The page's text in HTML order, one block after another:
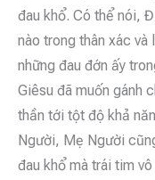
đau khổ. Có thể nói,
nào trong thân xác
những đau đớn ấy
Giêsu đã muốn gánh
thần tới tột độ khả
Người, Mẹ Người
đau khổ mà trái tim